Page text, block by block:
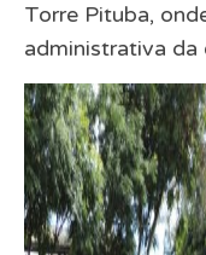
Torre Pituba,
administrativa da